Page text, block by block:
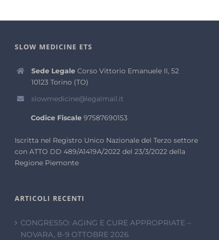
SLOW MEDICINE ETS
Sede LegaleCorso Vittorio Emanuele II, 52
10123 Torino (TO)
slowmedicine@legalmail.it
Codice Fiscale97587690153
Iscritta nel Registro Unico Nazionale del Terzo settore
con ATTO DD 489/A1419A/2022 del 23/3/2022 della
Regione Piemonte
ARTICOLI RECENTI
CONGRESSO: AGING E CURE APPROPRIATE –
NOVARA, 8-9 OTTOBRE 2026